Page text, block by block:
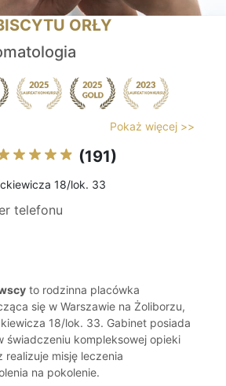
ORŁY
Pokaż więcej >>
(191)
18/lok. 33
telefonu
to rodzinna placówka
się w Warszawie na Żoliborzu,
18/lok. 33. Gabinet posiada
świadczeniu kompleksowej opieki
realizuje misję leczenia
na pokolenie.